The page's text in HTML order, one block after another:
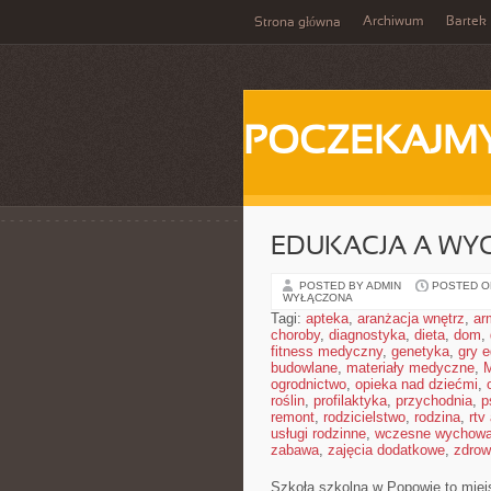
Strona główna Archiwum Bartek
EDUKACJA A
POSTED BY ADMIN POSTED
WYŁĄCZONA
Tagi: apteka, aranżacja wnętrz,
choroby, diagnostyka, dieta, dom,
fitness medyczny, genetyka, gry
budowlane, materiały medyczne,
ogrodnictwo, opieka nad dziećmi,
roślin, profilaktyka, przychodnia,
remont, rodzicielstwo, rodzina, rtv
usługi rodzinne, wczesne
zabawa, zajęcia dodatkowe,
Szkoła szkolna w Popowie to